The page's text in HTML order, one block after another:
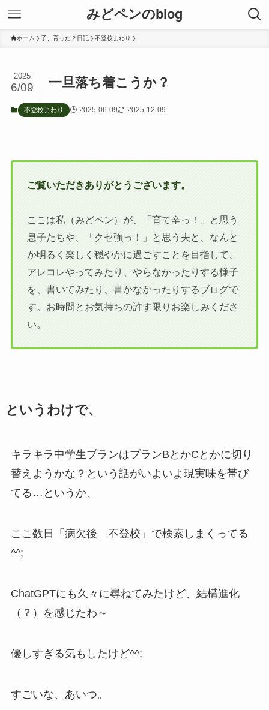
みどペンのblog
ホーム 子、育った？日記 不登校まわり
一旦落ち着こうか？
2025
6/09
不登校まわり 2025-06-09 2025-12-09
ご覧いただきありがとうございます。
ここは私（みどペン）が、「育て辛っ！」と思う
息子たちや、「クセ強っ！」と思う夫と、なんと
か明るく楽しく穏やかに過ごすことを目指して、
アレコレやってみたり、やらなかったりする様子
を、書いてみたり、書かなかったりするブログで
す。お時間とお気持ちの許す限りお楽しみくださ
い。
というわけで、
キラキラ中学生プランはプランBとかCとかに切り
替えようかな？という話がいよいよ現実味を帯び
てる…というか、
ここ数日「病欠後 不登校」で検索しまくってる
^^;
ChatGPTにも久々に尋ねてみたけど、結構進化
（？）を感じたわ～
優しすぎる気もしたけど^^;
すごいな、あいつ。